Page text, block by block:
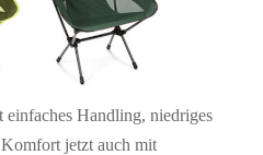
Handling, niedriges
jetzt auch mit